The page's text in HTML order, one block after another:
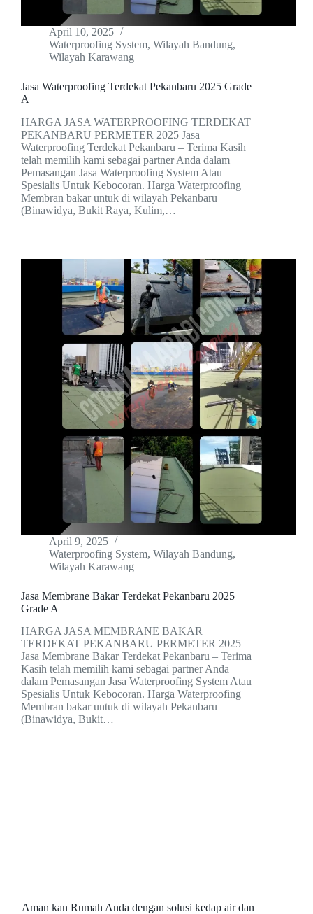
April 10, 2025
Waterproofing System, Wilayah Bandung,
Wilayah Karawang
Jasa Waterproofing Terdekat Pekanbaru 2025 Grade
A
HARGA JASA WATERPROOFING TERDEKAT
PEKANBARU PERMETER 2025 Jasa
Waterproofing Terdekat Pekanbaru – Terima Kasih
telah memilih kami sebagai partner Anda dalam
Pemasangan Jasa Waterproofing System Atau
Spesialis Untuk Kebocoran. Harga Waterproofing
Membran bakar untuk di wilayah Pekanbaru
(Binawidya, Bukit Raya, Kulim,…
April 9, 2025
Waterproofing System, Wilayah Bandung,
Wilayah Karawang
Jasa Membrane Bakar Terdekat Pekanbaru 2025
Grade A
HARGA JASA MEMBRANE BAKAR
TERDEKAT PEKANBARU PERMETER 2025
Jasa Membrane Bakar Terdekat Pekanbaru – Terima
Kasih telah memilih kami sebagai partner Anda
dalam Pemasangan Jasa Waterproofing System Atau
Spesialis Untuk Kebocoran. Harga Waterproofing
Membran bakar untuk di wilayah Pekanbaru
(Binawidya, Bukit…
Aman kan Rumah Anda dengan solusi kedap air dan